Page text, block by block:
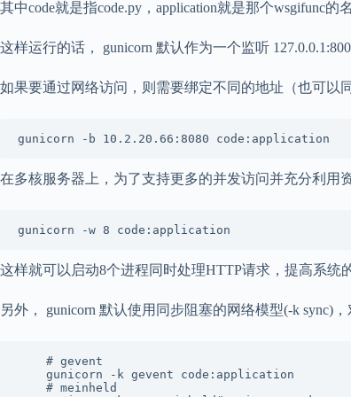
其中code就是指code.py，application就是那个wsgifunc的名
这样运行的话， gunicorn 默认作为一个监听
如果要通过网络访问，则需要绑定不同的地址（也可以
gunicorn -b 10.2.20.66:8080 code:application
在多核服务器上，为了支持更多的并发访问并充分利用
gunicorn -w 8 code:application
这样就可以启动8个进程同时处理HTTP请求，提高系统
另外， gunicorn 默认使用同步阻塞的网络模型(-k sync)